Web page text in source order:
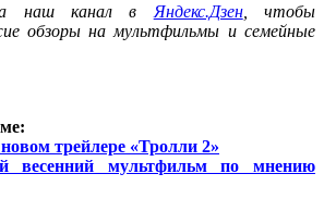
наш канал в
Яндекс.Дзен, чтобы
обзоры на мультфильмы и семейные
трейлере «Тролли 2»
весенний мультфильм по мнению